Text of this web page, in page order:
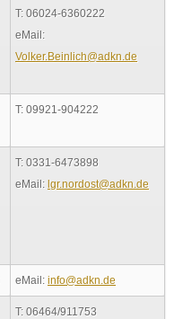
T: 06024-6360222
eMail:
Volker.Beinlich@adkn.de
T: 09921-904222
T: 0331-6473898
eMail: lgr.nordost@adkn.de
eMail: info@adkn.de
T: 06464/911753